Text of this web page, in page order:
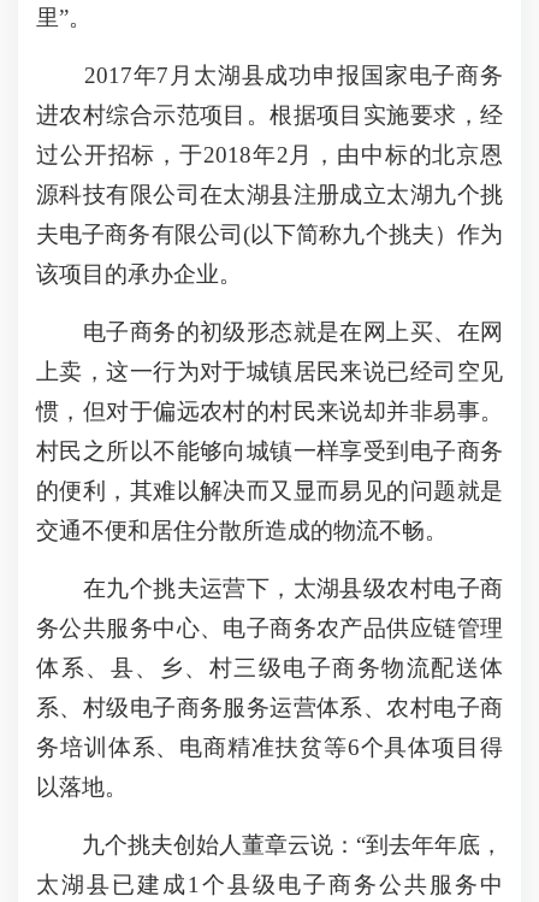
里”。
2017年7月太湖县成功申报国家电子商务
进农村综合示范项目。根据项目实施要求，经
过公开招标，于2018年2月，由中标的北京恩
源科技有限公司在太湖县注册成立太湖九个挑
夫电子商务有限公司(以下简称九个挑夫）作为
该项目的承办企业。
电子商务的初级形态就是在网上买、在网
上卖，这一行为对于城镇居民来说已经司空见
惯，但对于偏远农村的村民来说却并非易事。
村民之所以不能够向城镇一样享受到电子商务
的便利，其难以解决而又显而易见的问题就是
交通不便和居住分散所造成的物流不畅。
在九个挑夫运营下，太湖县级农村电子商
务公共服务中心、电子商务农产品供应链管理
体系、县、乡、村三级电子商务物流配送体
系、村级电子商务服务运营体系、农村电子商
务培训体系、电商精准扶贫等6个具体项目得
以落地。
九个挑夫创始人董章云说：“到去年年底，
太湖县已建成1个县级电子商务公共服务中